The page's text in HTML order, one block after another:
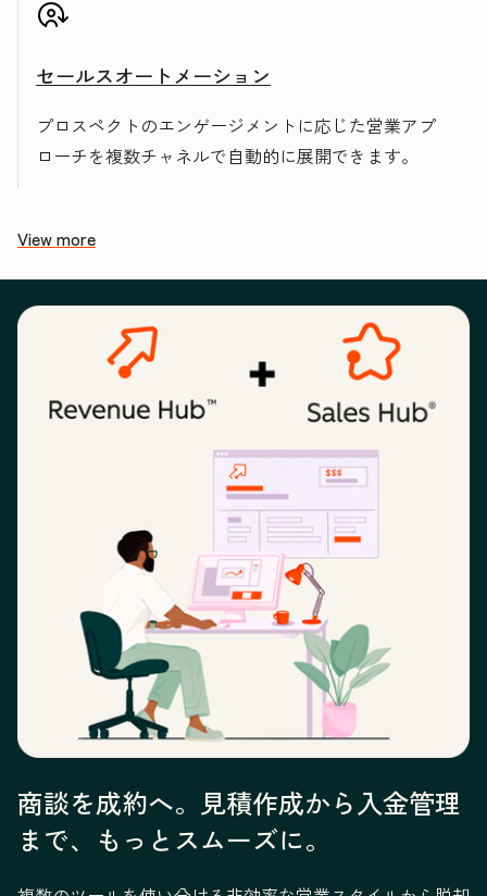
セールスオートメーション
プロスペクトのエンゲージメントに応じた営業アプ
ローチを複数チャネルで自動的に展開できます。
View more
商談を成約へ。見積作成から入金管理
まで、もっとスムーズに。